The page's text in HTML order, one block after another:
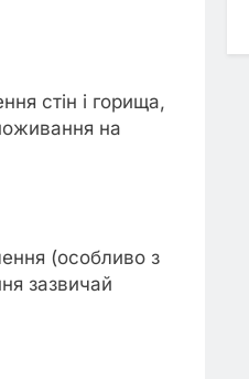
стін і горища,
на
(особливо з
зазвичай